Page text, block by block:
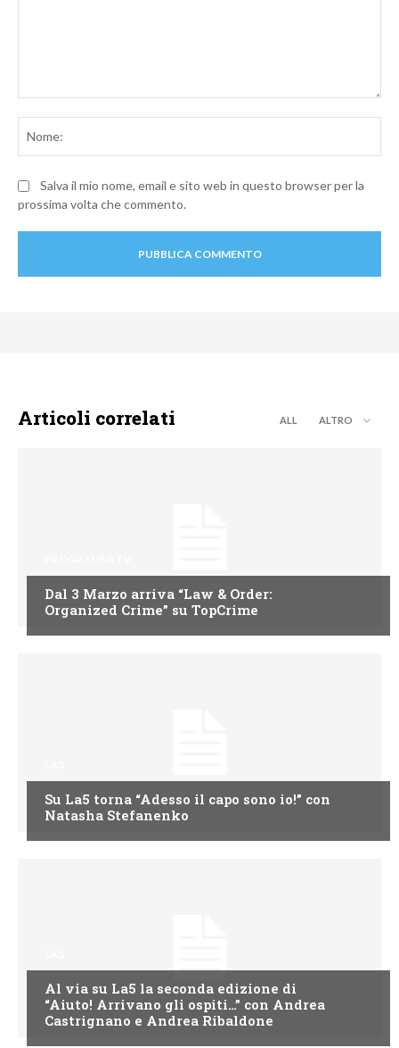
Salva il mio nome, email e sito web in questo browser per la
prossima volta che commento.
Articoli correlati ALL ALTRO
Dal 3 Marzo arriva “Law & Order:
Organized Crime” su TopCrime
Su La5 torna “Adesso il capo sono io!” con
Natasha Stefanenko
Al via su La5 la seconda edizione di
“Aiuto! Arrivano gli ospiti…” con Andrea
Castrignano e Andrea Ribaldone